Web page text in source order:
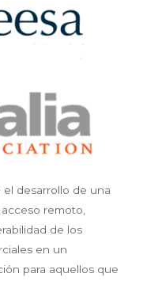
el desarrollo de una
remoto,
de los
en un
para aquellos que